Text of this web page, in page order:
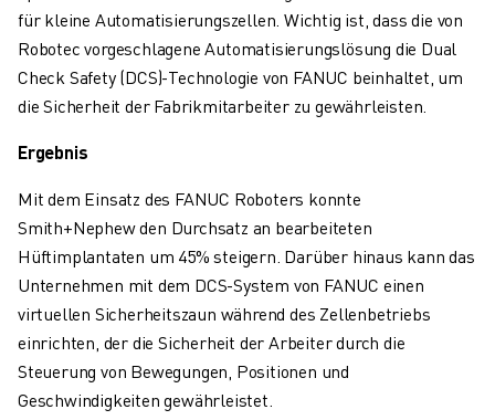
für kleine Automatisierungszellen. Wichtig ist, dass die von
Robotec vorgeschlagene Automatisierungslösung die Dual
Check Safety (DCS)-Technologie von FANUC beinhaltet, um
die Sicherheit der Fabrikmitarbeiter zu gewährleisten.
Ergebnis
Mit dem Einsatz des FANUC Roboters konnte
Smith+Nephew den Durchsatz an bearbeiteten
Hüftimplantaten um 45% steigern. Darüber hinaus kann das
Unternehmen mit dem DCS-System von FANUC einen
virtuellen Sicherheitszaun während des Zellenbetriebs
einrichten, der die Sicherheit der Arbeiter durch die
Steuerung von Bewegungen, Positionen und
Geschwindigkeiten gewährleistet.